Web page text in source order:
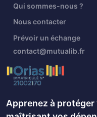
Qui sommes-nous ?
Nous contacter
Prévoir un échange
contact@mutualib.fr
Apprenez à